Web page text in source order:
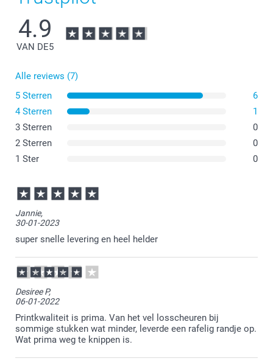
4.9
VAN DE5
Alle reviews (7)
5 Sterren
6
4 Sterren
1
3 Sterren
0
2 Sterren
0
1 Ster
0
Jannie,
30-01-2023
super snelle levering en heel helder
Desiree P,
06-01-2022
Printkwaliteit is prima. Van het vel losscheuren bij
sommige stukken wat minder, leverde een rafelig randje op.
Wat prima weg te knippen is.